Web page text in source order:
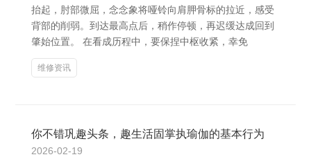
抬起，肘部微屈，念念象将哑铃向肩胛骨标的拉近，感受
背部的削弱。到达最高点后，稍作停顿，再迟缓达成回到
肇始位置。 在看成历程中，要保捏中枢收紧，幸免
维修资讯
你不错巩趣头条，趣生活固掌执瑜伽的基本行为
2026-02-19